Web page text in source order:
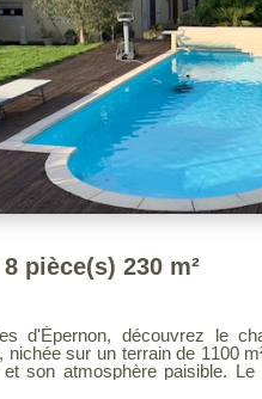
pièce(s) 230 m²
d'Épernon, découvrez le
terrain de 1100 m². Laissez-vous séduire
paisible. Le rez-de-chaussée offre une